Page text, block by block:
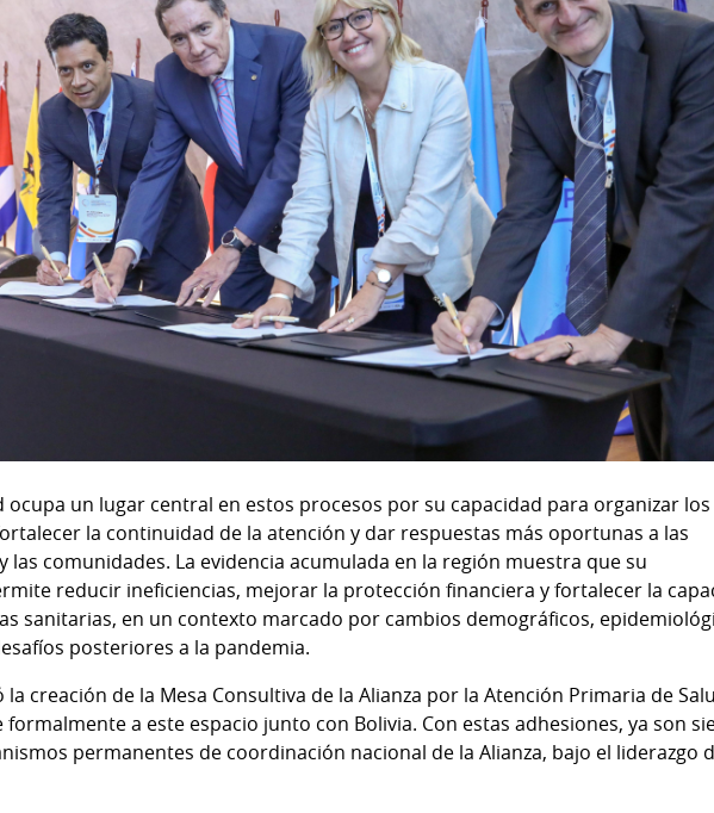
ocupa un lugar central en estos procesos por su capacidad para organizar los
la continuidad de la atención y dar respuestas más oportunas a las
las comunidades. La evidencia acumulada en la región muestra que su
reducir ineficiencias, mejorar la protección financiera y fortalecer la
sanitarias, en un contexto marcado por cambios demográficos,
posteriores a la pandemia.
creación de la Mesa Consultiva de la Alianza por la Atención Primaria de
a este espacio junto con Bolivia. Con estas adhesiones, ya son
permanentes de coordinación nacional de la Alianza, bajo el liderazgo